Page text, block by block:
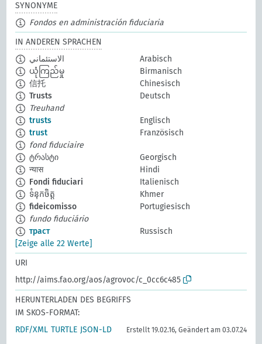
SYNONYME
Fondos en administración fiduciaria
IN ANDEREN SPRACHEN
الاستئماني
Arabisch
ယုံကြည်မှု
Birmanisch
信托
Chinesisch
Trusts
Deutsch
Treuhand
trusts
Englisch
trust
Französisch
fond fiduciaire
ტრასტი
Georgisch
न्यास
Hindi
Fondi fiduciari
Italienisch
ទំនុកចិត្ត
Khmer
fideicomisso
Portugiesisch
fundo fiduciário
траст
Russisch
[Zeige alle 22 Werte]
URI
http://aims.fao.org/aos/agrovoc/c_0cc6c485
HERUNTERLADEN DES BEGRIFFS
IM SKOS-FORMAT:
RDF/XML TURTLE JSON-LD Erstellt 19.02.16, Geändert am 03.07.24